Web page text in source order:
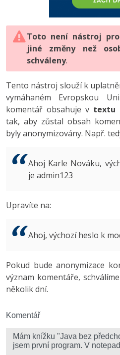
HTML5, CSS3,
SQL a databáze
Testování a verzování
UML a návrhové
React
Spring
ASP.NET MVC
Best practices
PHP
JavaScript
Python
HTML / CSS
UML a návrhové
MySQL/MariaDB
MS-SQL
Vývojář mobilních
C# Game developer
Tester
Systémový
3D grafik
Copywriter
WordPress specialista
-80%
JavaScript -80%
PHP -80%
Swift -80%
Kotlin -80%
VB.NET
Algoritmy -41%
Umělá inteligence (AI)
Fórum
Digitální gramotnost
Marketing
WordPress
SEO
UX
Business
Copywriting
Windows
Kybernetická
-80%
Adobe Illustrator -80%
Adobe Lightroom
Adobe XD
Adobe InDesign -25%
Adobe After Effects
Inkscape
Fórum
Toto není nástroj
jiné změny než
schváleny.
Tento nástroj slouží k
vymáhaném Evropskou
komentář obsahuje v textu
tak, aby zůstal obsah
byly anonymizovány. Např.
Ahoj Karle Nováku,
je admin123
Upravíte na:
Ahoj, výchozí heslo k
Pokud bude anonymizace
význam komentáře,
několik dní.
Komentář